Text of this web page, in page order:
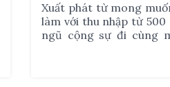
Xuất phát từ mong
làm với thu nhập từ
ngũ cộng sự đi cùng